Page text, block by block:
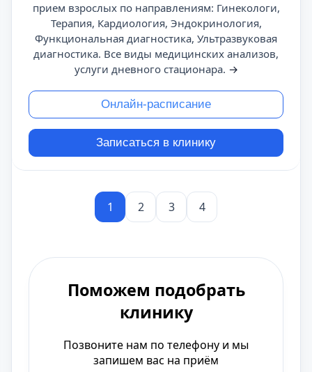
прием взрослых по направлениям: Гинекологи,
Терапия, Кардиология, Эндокринология,
Функциональная диагностика, Ультразвуковая
диагностика. Все виды медицинских анализов,
услуги дневного стационара. →
Онлайн-расписание
Записаться в клинику
1 2 3 4
Поможем подобрать
клинику
Позвоните нам по телефону и мы
запишем вас на приём